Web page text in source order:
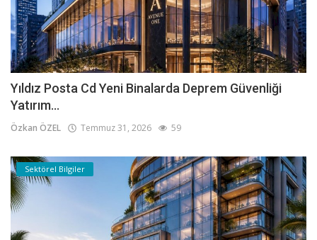
Yıldız Posta Cd Yeni Binalarda Deprem Güvenliği
Yatırım...
Özkan ÖZEL Temmuz 31, 2026 59
Sektörel Bilgiler